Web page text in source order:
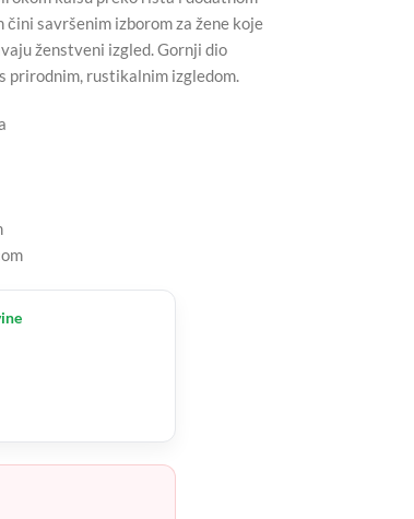
savršenim izborom za žene koje
ženstveni izgled. Gornji dio
prirodnim, rustikalnim izgledom.